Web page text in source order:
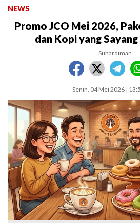
NEWS
Promo JCO Mei 2026,
dan Kopi yang
Suhardiman
Senin, 04 Mei 2026 |